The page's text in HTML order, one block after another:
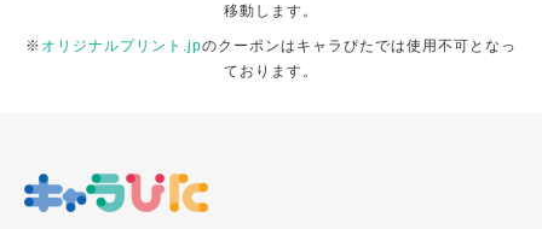
移動します。
※ オリジナルプリント.jpのクーポンはキャラぴたでは使用不可となっ
ております。